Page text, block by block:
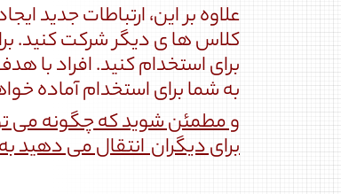
علاوه بر این، ارتباطات جدید
کلاس ها ی دیگر شرکت کنید.
برای استخدام کنید. افراد با
به شما برای استخدام آماده
و مطمئن شوید که چگونه می
برای دیگران انتقال می دهید